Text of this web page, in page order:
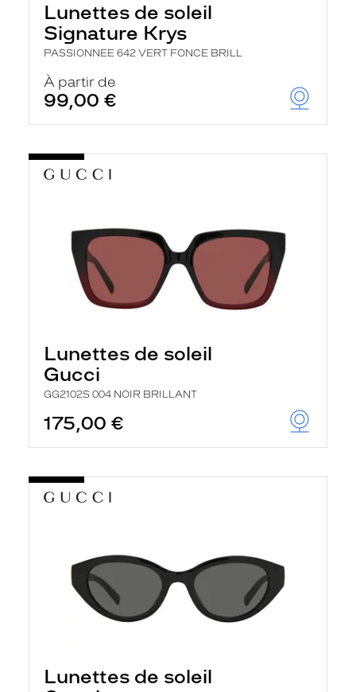
Lunettes de soleil
Signature Krys
PASSIONNEE 642 VERT FONCE BRILL
À partir de
99,00 €
Lunettes de soleil
Gucci
GG2102S 004 NOIR BRILLANT
175,00 €
Lunettes de soleil